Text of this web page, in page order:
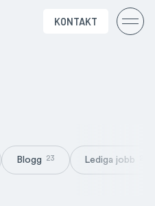
KONTAKT
Blogg 23 Lediga jobb